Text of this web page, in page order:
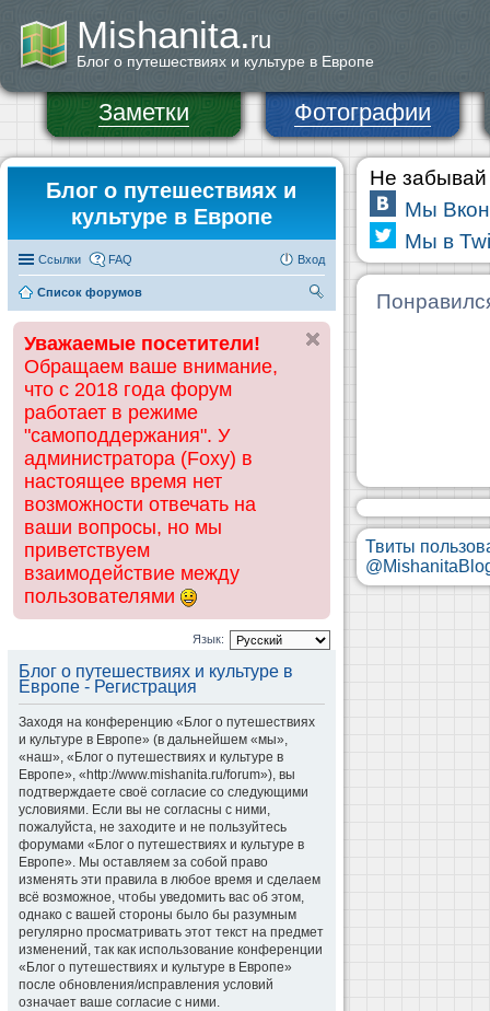
Mishanita.ru
Блог о путешествиях и культуре в Европе
Заметки Фотографии
Блог о путешествиях и
культуре в Европе
Ссылки FAQ Вход
Список форумов
ск
Уважаемые посетители!
Обращаем ваше внимание,
что с 2018 года форум
работает в режиме
"самоподдержания". У
администратора (Foxy) в
настоящее время нет
возможности отвечать на
ваши вопросы, но мы
приветствуем
взаимодействие между
пользователями
Язык:
Блог о путешествиях и культуре в
Европе - Регистрация
Заходя на конференцию «Блог о путешествиях
и культуре в Европе» (в дальнейшем «мы»,
«наш», «Блог о путешествиях и культуре в
Европе», «http://www.mishanita.ru/forum»), вы
подтверждаете своё согласие со следующими
условиями. Если вы не согласны с ними,
пожалуйста, не заходите и не пользуйтесь
форумами «Блог о путешествиях и культуре в
Европе». Мы оставляем за собой право
изменять эти правила в любое время и сделаем
всё возможное, чтобы уведомить вас об этом,
однако с вашей стороны было бы разумным
регулярно просматривать этот текст на предмет
изменений, так как использование конференции
«Блог о путешествиях и культуре в Европе»
после обновления/исправления условий
означает ваше согласие с ними.
Не забывай
Мы
Мы в
Твиты